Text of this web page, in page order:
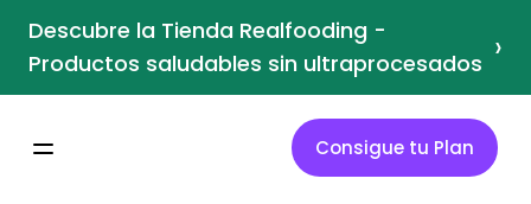
Descubre la Tienda Realfooding -
Productos saludables sin ultraprocesados ›
Consigue tu Plan